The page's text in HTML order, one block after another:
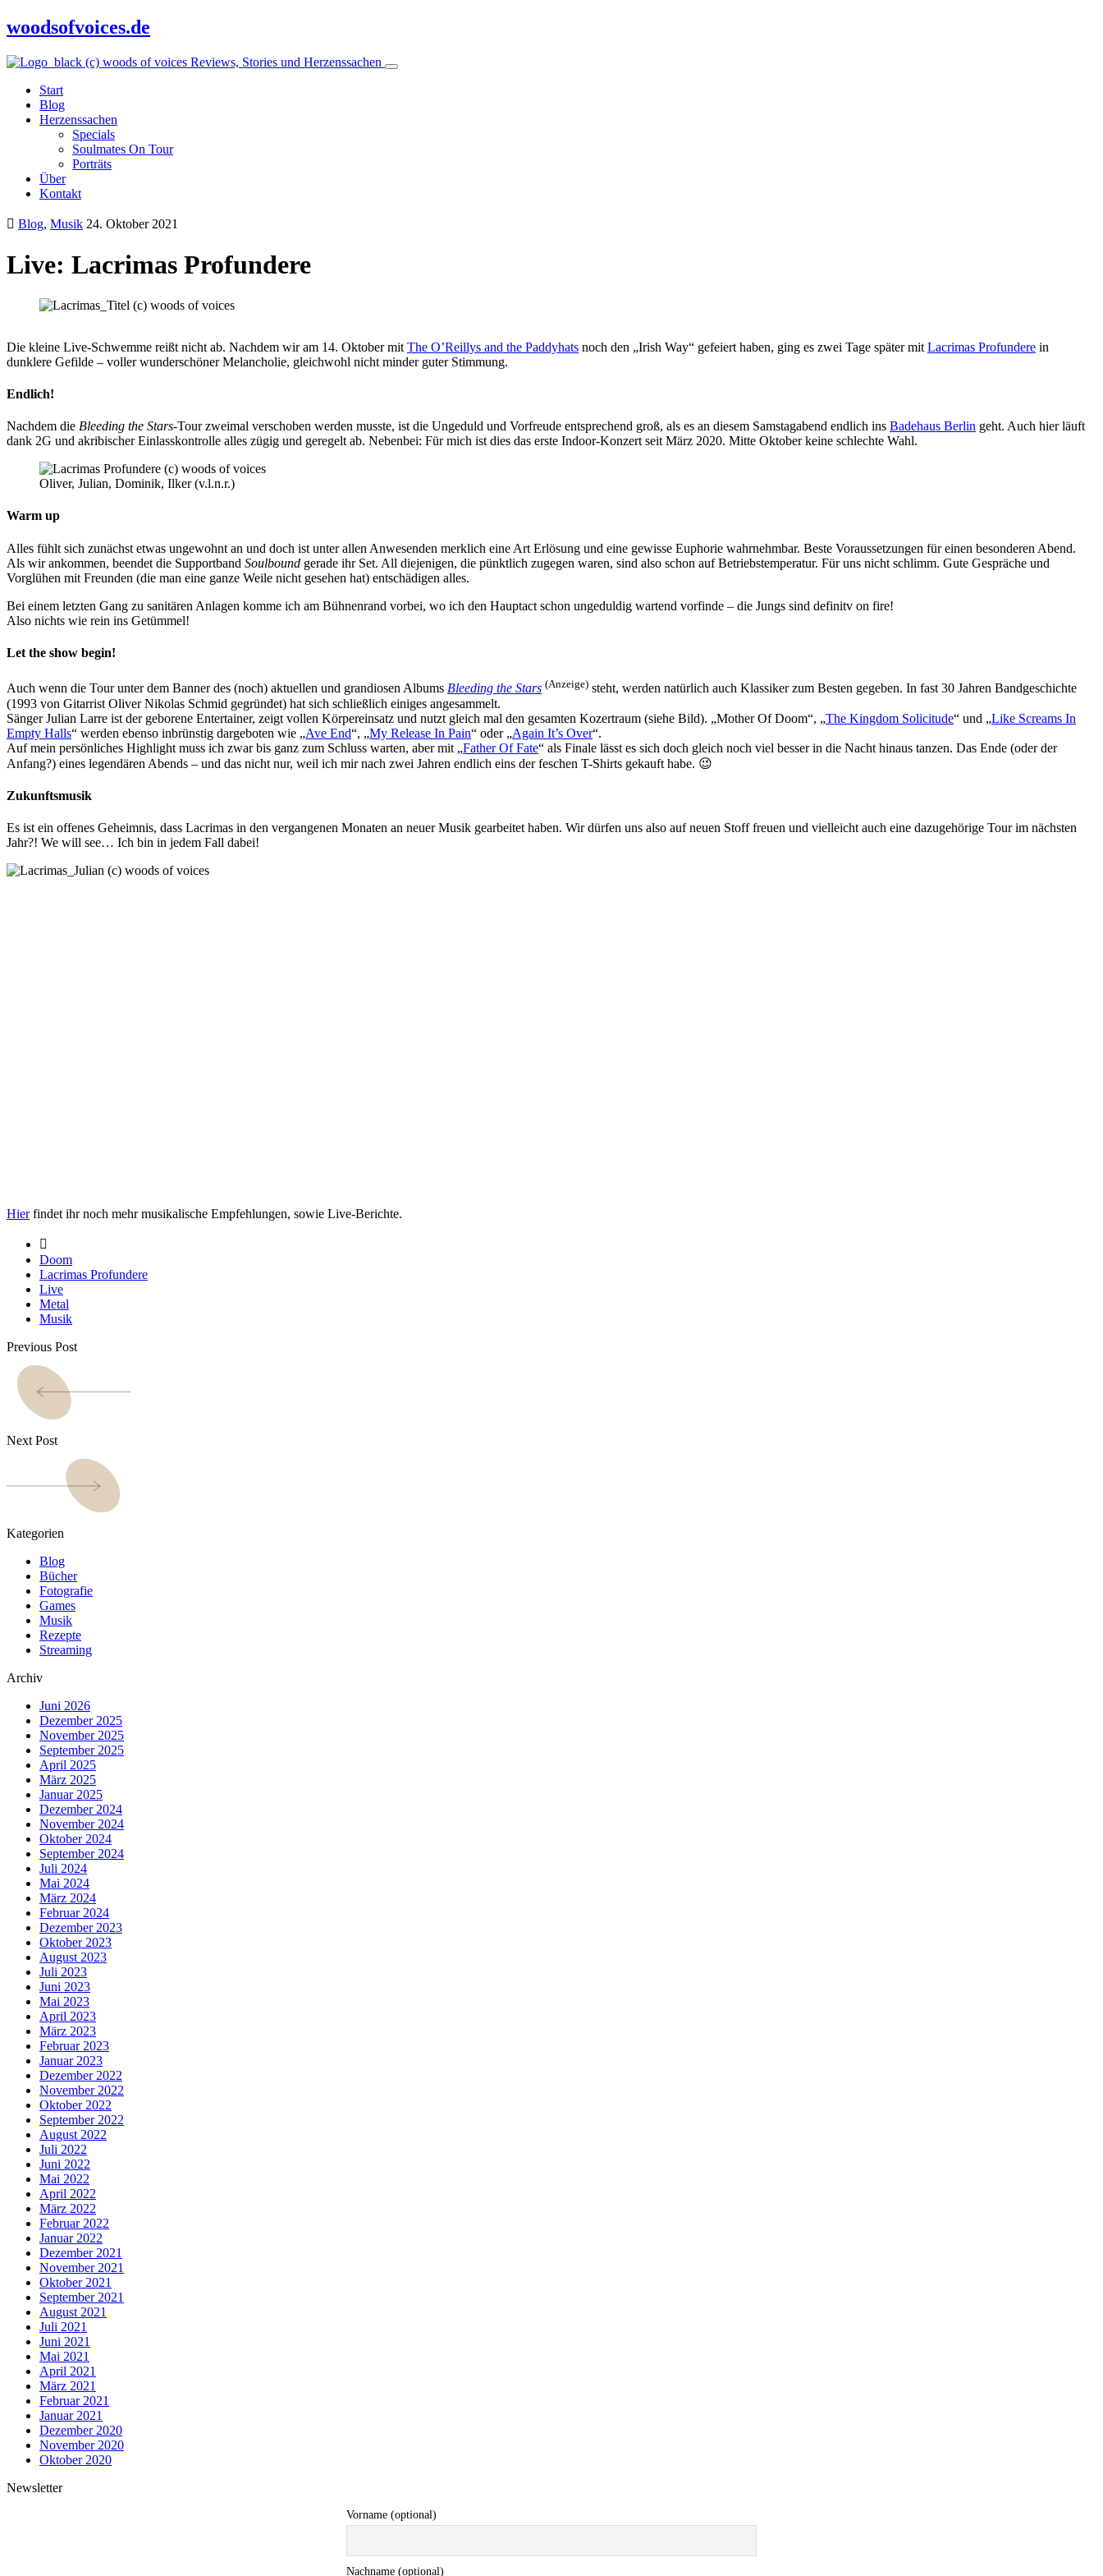
woodsofvoices.de
Reviews, Stories und Herzenssachen
Start
Blog
Herzenssachen
Specials
Soulmates On Tour
Porträts
Über
Kontakt
Blog, Musik 24. Oktober 2021
Live: Lacrimas Profundere
Die kleine Live-Schwemme reißt nicht ab. Nachdem wir am 14. Oktober mit The O’Reillys and the Paddyhats noch den „Irish Way“ gefeiert haben, ging es zwei Tage später mit Lacrimas Profundere in
dunklere Gefilde – voller wunderschöner Melancholie, gleichwohl nicht minder guter Stimmung.
Endlich!
Nachdem die Bleeding the Stars-Tour zweimal verschoben werden musste, ist die Ungeduld und Vorfreude entsprechend groß, als es an diesem Samstagabend endlich ins Badehaus Berlin geht. Auch hier läuft
dank 2G und akribischer Einlasskontrolle alles zügig und geregelt ab. Nebenbei: Für mich ist dies das erste Indoor-Konzert seit März 2020. Mitte Oktober keine schlechte Wahl.
Oliver, Julian, Dominik, Ilker (v.l.n.r.)
Warm up
Alles fühlt sich zunächst etwas ungewohnt an und doch ist unter allen Anwesenden merklich eine Art Erlösung und eine gewisse Euphorie wahrnehmbar. Beste Voraussetzungen für einen besonderen Abend.
Als wir ankommen, beendet die Supportband Soulbound gerade ihr Set. All diejenigen, die pünktlich zugegen waren, sind also schon auf Betriebstemperatur. Für uns nicht schlimm. Gute Gespräche und
Vorglühen mit Freunden (die man eine ganze Weile nicht gesehen hat) entschädigen alles.
Bei einem letzten Gang zu sanitären Anlagen komme ich am Bühnenrand vorbei, wo ich den Hauptact schon ungeduldig wartend vorfinde – die Jungs sind definitv on fire!
Also nichts wie rein ins Getümmel!
Let the show begin!
Auch wenn die Tour unter dem Banner des (noch) aktuellen und grandiosen Albums Bleeding the Stars (Anzeige) steht, werden natürlich auch Klassiker zum Besten gegeben. In fast 30 Jahren Bandgeschichte
(1993 von Gitarrist Oliver Nikolas Schmid gegründet) hat sich schließlich einiges angesammelt.
Sänger Julian Larre ist der geborene Entertainer, zeigt vollen Körpereinsatz und nutzt gleich mal den gesamten Kozertraum (siehe Bild). „Mother Of Doom“, „The Kingdom Solicitude“ und „Like Screams In
Empty Halls“ werden ebenso inbrünstig dargeboten wie „Ave End“, „My Release In Pain“ oder „Again It’s Over“.
Auf mein persönliches Highlight muss ich zwar bis ganz zum Schluss warten, aber mit „Father Of Fate“ als Finale lässt es sich doch gleich noch viel besser in die Nacht hinaus tanzen. Das Ende (oder der
Anfang?) eines legendären Abends – und das nicht nur, weil ich mir nach zwei Jahren endlich eins der feschen T-Shirts gekauft habe. 😉
Zukunftsmusik
Es ist ein offenes Geheimnis, dass Lacrimas in den vergangenen Monaten an neuer Musik gearbeitet haben. Wir dürfen uns also auf neuen Stoff freuen und vielleicht auch eine dazugehörige Tour im nächsten
Jahr?! We will see… Ich bin in jedem Fall dabei!
Hierfindet ihr noch mehr musikalische Empfehlungen, sowie Live-Berichte.
Doom
Lacrimas Profundere
Live
Metal
Musik
Previous Post
Next Post
Kategorien
Blog
Bücher
Fotografie
Games
Musik
Rezepte
Streaming
Archiv
Juni 2026
Dezember 2025
November 2025
September 2025
April 2025
März 2025
Januar 2025
Dezember 2024
November 2024
Oktober 2024
September 2024
Juli 2024
Mai 2024
März 2024
Februar 2024
Dezember 2023
Oktober 2023
August 2023
Juli 2023
Juni 2023
Mai 2023
April 2023
März 2023
Februar 2023
Januar 2023
Dezember 2022
November 2022
Oktober 2022
September 2022
August 2022
Juli 2022
Juni 2022
Mai 2022
April 2022
März 2022
Februar 2022
Januar 2022
Dezember 2021
November 2021
Oktober 2021
September 2021
August 2021
Juli 2021
Juni 2021
Mai 2021
April 2021
März 2021
Februar 2021
Januar 2021
Dezember 2020
November 2020
Oktober 2020
Newsletter
Vorname (optional)
Nachname (optional)